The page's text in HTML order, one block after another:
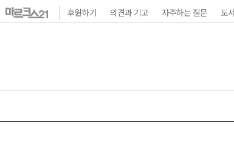
본
메
후원하기 의견과 기고 자주하는 질문 도